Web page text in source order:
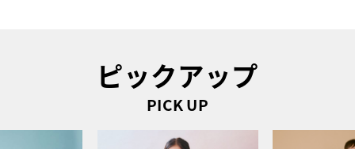
ピックアップ
PICK UP